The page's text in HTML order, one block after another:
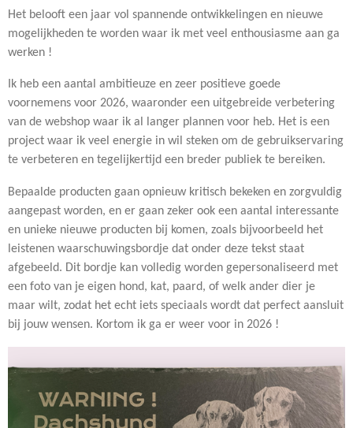
Het belooft een jaar vol spannende ontwikkelingen en nieuwe
mogelijkheden te worden waar ik met veel enthousiasme aan ga
werken !
Ik heb een aantal ambitieuze en zeer positieve goede
voornemens voor 2026, waaronder een uitgebreide verbetering
van de webshop waar ik al langer plannen voor heb. Het is een
project waar ik veel energie in wil steken om de gebruikservaring
te verbeteren en tegelijkertijd een breder publiek te bereiken.
Bepaalde producten gaan opnieuw kritisch bekeken en zorgvuldig
aangepast worden, en er gaan zeker ook een aantal interessante
en unieke nieuwe producten bij komen, zoals bijvoorbeeld het
leistenen waarschuwingsbordje dat onder deze tekst staat
afgebeeld. Dit bordje kan volledig worden gepersonaliseerd met
een foto van je eigen hond, kat, paard, of welk ander dier je
maar wilt, zodat het echt iets speciaals wordt dat perfect aansluit
bij jouw wensen. Kortom ik ga er weer voor in 2026 !